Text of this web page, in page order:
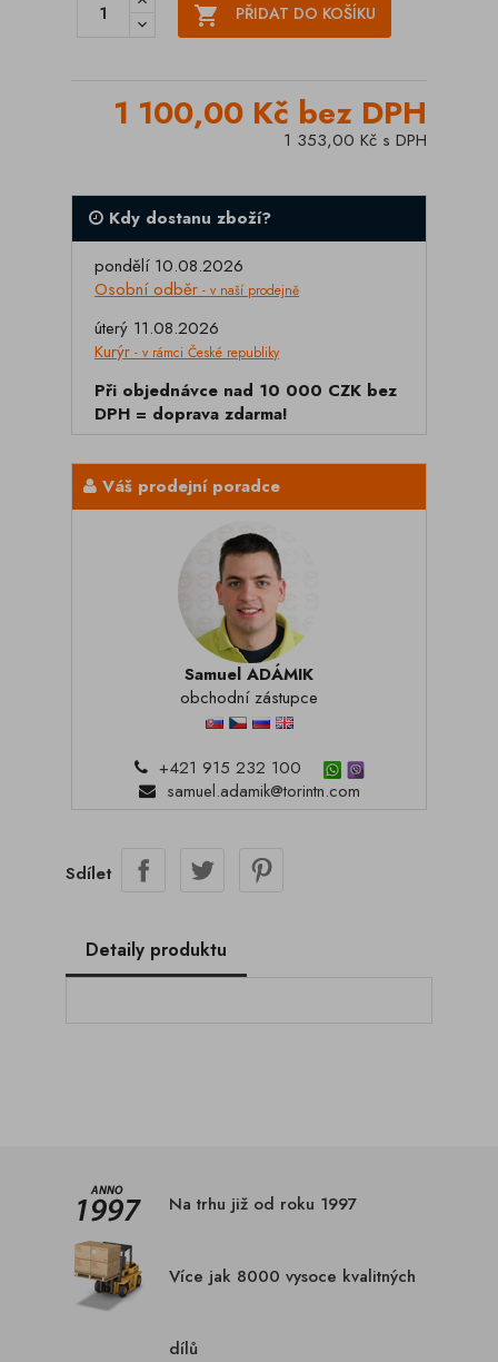
 PŘIDAT DO KOŠÍKU
1 100,00 Kč bez DPH
1 353,00 Kč s DPH
Kdy dostanu zboží?
pondělí 10.08.2026
Osobní odběr - v naší prodejně
úterý 11.08.2026
Kurýr - v rámci České republiky
Při objednávce nad 10 000 CZK bez
DPH = doprava zdarma!
Váš prodejní poradce
Samuel ADÁMIK
obchodní zástupce
+421 915 232 100
samuel.adamik@torintn.com
Sdílet
Detaily produktu
Na trhu již od roku 1997
Více jak 8000 vysoce kvalitných
dílů